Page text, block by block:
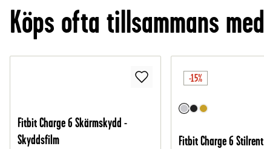
Köps ofta tillsammans med
Fitbit Charge 6 Skärmskydd -
Skyddsfilm
-15%
Fitbit Charge 6 Stilrent